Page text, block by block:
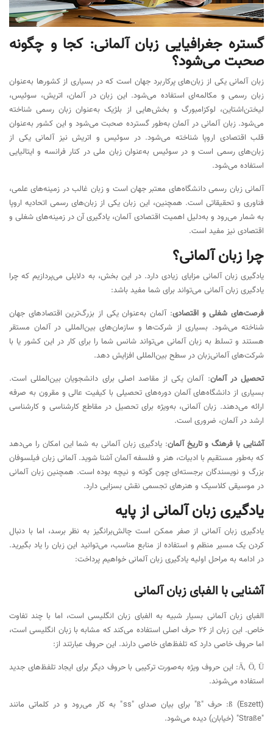
گستره جغرافیایی زبان آلمانی: کجا و چگونه
صحبت می‌شود؟
زبان آلمانی یکی از زبان‌های پرکاربرد جهان است که در بسیاری از کشورها به‌عنوان
زبان رسمی و مکالمه‌ای استفاده می‌شود. این زبان در آلمان، اتریش، سوئیس،
لیختن‌اشتاین، لوکزامبورگ و بخش‌هایی از بلژیک به‌عنوان زبان رسمی شناخته
می‌شود. زبان آلمانی در آلمان به‌طور گسترده صحبت می‌شود و این کشور به‌عنوان
قلب اقتصادی اروپا شناخته می‌شود. در سوئیس و اتریش نیز آلمانی یکی از
زبان‌های رسمی است و در سوئیس به‌عنوان زبان ملی در کنار فرانسه و ایتالیایی
استفاده می‌شود.
آلمانی زبان رسمی دانشگاه‌های معتبر جهان است و زبان غالب در زمینه‌های علمی،
فناوری و تحقیقاتی است. همچنین، این زبان یکی از زبان‌های رسمی اتحادیه اروپا
به شمار می‌رود و به‌دلیل اهمیت اقتصادی آلمان، یادگیری آن در زمینه‌های شغلی و
اقتصادی نیز مفید است.
چرا زبان آلمانی؟
یادگیری زبان آلمانی مزایای زیادی دارد. در این بخش، به دلایلی می‌پردازیم که چرا
یادگیری زبان آلمانی می‌تواند برای شما مفید باشد:
فرصت‌های شغلی و اقتصادی: آلمان به‌عنوان یکی از بزرگ‌ترین اقتصادهای جهان
شناخته می‌شود. بسیاری از شرکت‌ها و سازمان‌های بین‌المللی در آلمان مستقر
هستند و تسلط به زبان آلمانی می‌تواند شانس شما را برای کار در این کشور یا با
شرکت‌های آلمانی‌زبان در سطح بین‌المللی افزایش دهد.
تحصیل در آلمان: آلمان یکی از مقاصد اصلی برای دانشجویان بین‌المللی است.
بسیاری از دانشگاه‌های آلمان دوره‌های تحصیلی با کیفیت عالی و مقرون به صرفه
ارائه می‌دهند. زبان آلمانی، به‌ویژه برای تحصیل در مقاطع کارشناسی و کارشناسی
ارشد در آلمان، ضروری است.
آشنایی با فرهنگ و تاریخ آلمان: یادگیری زبان آلمانی به شما این امکان را می‌دهد
که به‌طور مستقیم با ادبیات، هنر و فلسفه آلمان آشنا شوید. آلمانی زبان فیلسوفان
بزرگ و نویسندگان برجسته‌ای چون گوته و نیچه بوده است. همچنین زبان آلمانی
در موسیقی کلاسیک و هنرهای تجسمی نقش بسزایی دارد.
یادگیری زبان آلمانی از پایه
یادگیری زبان آلمانی از صفر ممکن است چالش‌برانگیز به نظر برسد، اما با دنبال
کردن یک مسیر منظم و استفاده از منابع مناسب، می‌توانید این زبان را یاد بگیرید.
در ادامه به مراحل اولیه یادگیری زبان آلمانی خواهیم پرداخت:
آشنایی با الفبای زبان آلمانی
الفبای زبان آلمانی بسیار شبیه به الفبای زبان انگلیسی است، اما با چند تفاوت
خاص. این زبان از ۲۶ حرف اصلی استفاده می‌کند که مشابه با زبان انگلیسی است،
اما حروف خاصی دارد که تلفظ‌های خاصی دارند. این حروف عبارتند از:
Ä, Ö, Ü: این حروف ویژه به‌صورت ترکیبی با حروف دیگر برای ایجاد تلفظ‌های جدید
استفاده می‌شوند.
ß (Eszett): حرف "ß" برای بیان صدای "ss" به کار می‌رود و در کلماتی مانند
"Straße" (خیابان) دیده می‌شود.